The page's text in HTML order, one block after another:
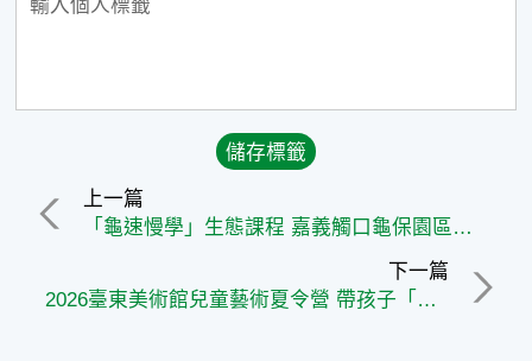
上一篇
「龜速慢學」生態課程 嘉義觸口龜保園區開放團體參訪教育活動
下一篇
2026臺東美術館兒童藝術夏令營 帶孩子「走！南島玩創趣！」展開藝術探索旅程